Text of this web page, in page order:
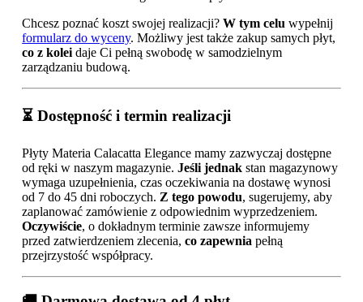
Chcesz poznać koszt swojej realizacji?W tym celu wypełnij
formularz do wyceny. Możliwy jest także zakup samych płyt,
co z kolei daje Ci pełną swobodę w samodzielnym
zarządzaniu budową.
⏳ Dostępność i termin realizacji
Płyty Materia Calacatta Elegance mamy zazwyczaj dostępne
od ręki w naszym magazynie.Jeśli jednak stan magazynowy
wymaga uzupełnienia, czas oczekiwania na dostawę wynosi
od 7 do 45 dni roboczych. Z tego powodu, sugerujemy, aby
zaplanować zamówienie z odpowiednim wyprzedzeniem.
Oczywiście, o dokładnym terminie zawsze informujemy
przed zatwierdzeniem zlecenia,co zapewnia pełną
przejrzystość współpracy.